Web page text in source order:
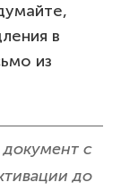
в
из
с
до